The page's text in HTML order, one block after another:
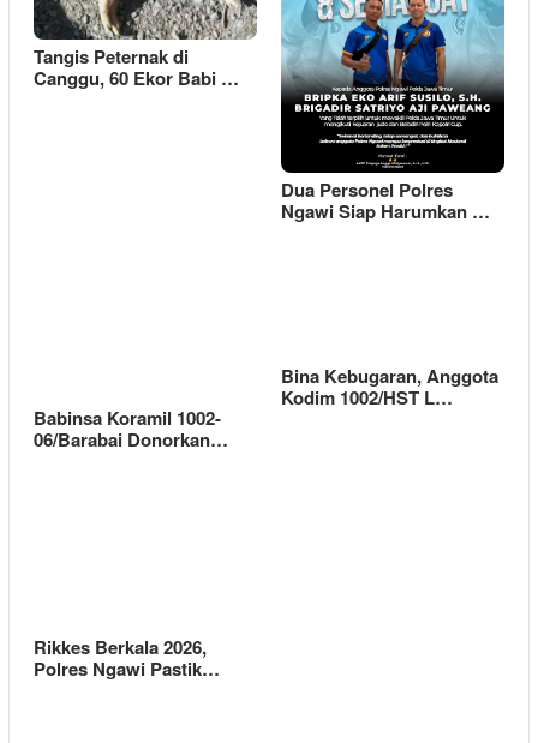
Tangis Peternak di
Canggu, 60 Ekor Babi …
Dua Personel Polres
Ngawi Siap Harumkan …
Babinsa Koramil 1002-
06/Barabai Donorkan…
Bina Kebugaran, Anggota
Kodim 1002/HST L…
Rikkes Berkala 2026,
Polres Ngawi Pastik…